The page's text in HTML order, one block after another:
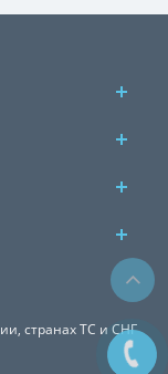
странах ТС и СНГ